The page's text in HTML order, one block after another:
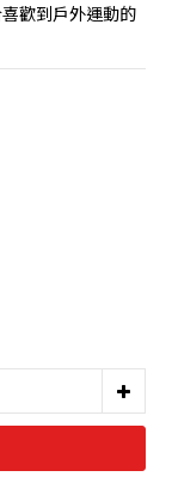
歡到戶外運動的